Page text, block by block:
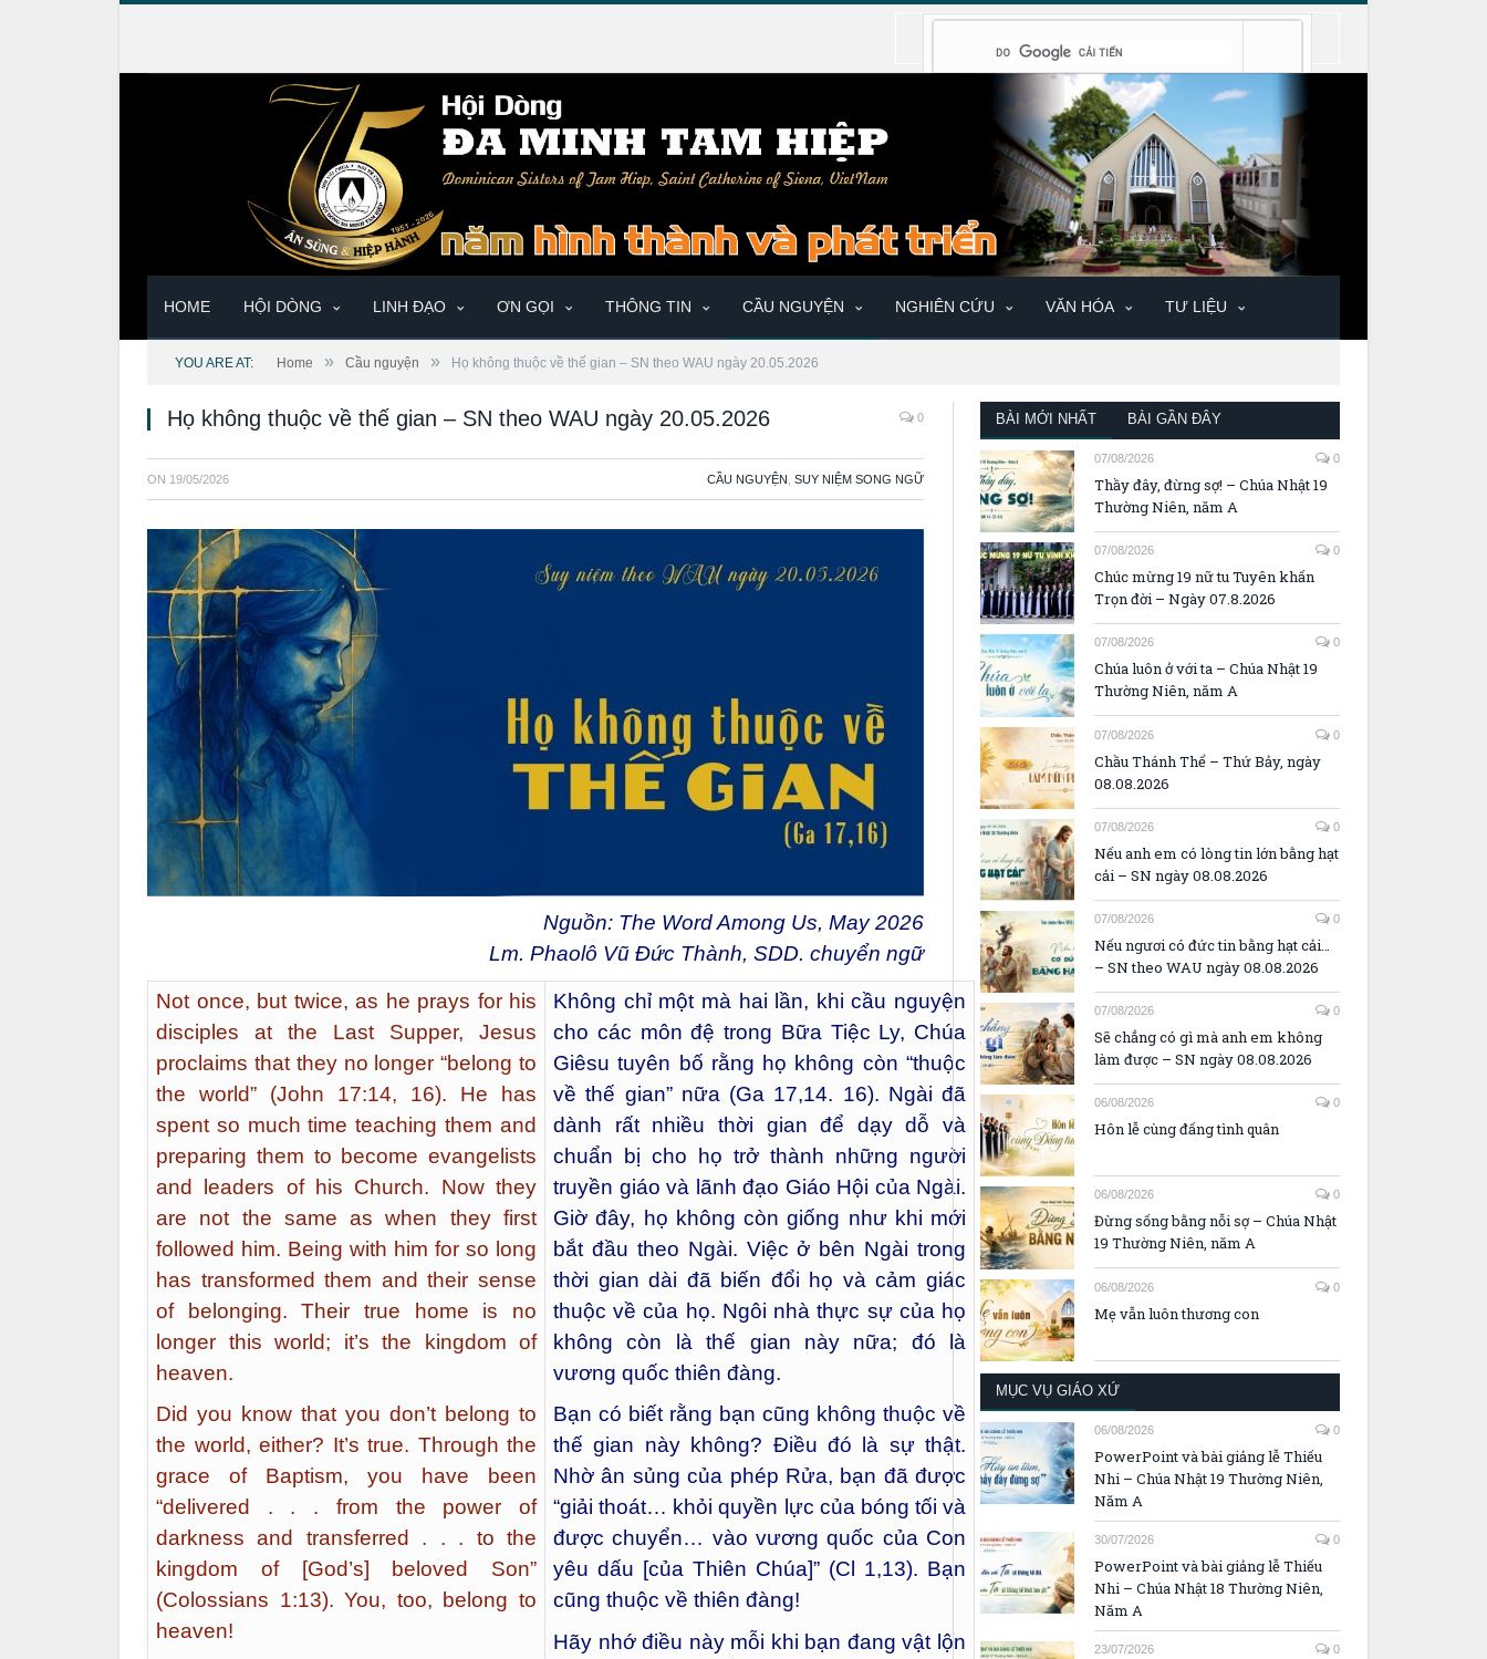
HOME HỘI DÒNG LINH ĐẠO ƠN GỌI THÔNG TIN CẦU NGUYỆN NGHIÊN CỨU VĂN HÓA TƯ LIỆU
YOU ARE AT: Home » Cầu nguyện » Họ không thuộc về thế gian – SN theo WAU ngày 20.05.2026
Họ không thuộc về thế gian – SN theo WAU ngày 20.05.2026 0
ON 19/05/2026 CẦU NGUYỆN SUY NIỆM SONG NGỮ
Nguồn: The Word Among Us, May 2026
Lm. Phaolô Vũ Đức Thành, SDD. chuyển ngữ
Not once, but twice, as he prays for his
disciples at the Last Supper, Jesus
proclaims that they no longer “belong to
the world” (John 17:14, 16). He has
spent so much time teaching them and
preparing them to become evangelists
and leaders of his Church. Now they
are not the same as when they first
followed him. Being with him for so long
has transformed them and their sense
of belonging. Their true home is no
longer this world; it’s the kingdom of
heaven.
Did you know that you don’t belong to
the world, either? It’s true. Through the
grace of Baptism, you have been
“delivered . . . from the power of
darkness and transferred . . . to the
kingdom of [God’s] beloved Son”
(Colossians 1:13). You, too, belong to
heaven!
Không chỉ một mà hai lần, khi cầu nguyện
cho các môn đệ trong Bữa Tiệc Ly, Chúa
Giêsu tuyên bố rằng họ không còn “thuộc
về thế gian” nữa (Ga 17,14. 16). Ngài đã
dành rất nhiều thời gian để dạy dỗ và
chuẩn bị cho họ trở thành những người
truyền giáo và lãnh đạo Giáo Hội của Ngài.
Giờ đây, họ không còn giống như khi mới
bắt đầu theo Ngài. Việc ở bên Ngài trong
thời gian dài đã biến đổi họ và cảm giác
thuộc về của họ. Ngôi nhà thực sự của họ
không còn là thế gian này nữa; đó là
vương quốc thiên đàng.
Bạn có biết rằng bạn cũng không thuộc về
thế gian này không? Điều đó là sự thật.
Nhờ ân sủng của phép Rửa, bạn đã được
“giải thoát… khỏi quyền lực của bóng tối và
được chuyển… vào vương quốc của Con
yêu dấu [của Thiên Chúa]” (Cl 1,13). Bạn
cũng thuộc về thiên đàng!
Hãy nhớ điều này mỗi khi bạn đang vật lộn
BÀI MỚI NHẤT BÀI GẦN ĐÂY
07/08/2026 0
Thầy đây, đừng sợ! – Chúa Nhật 19
Thường Niên, năm A
07/08/2026 0
Chúc mừng 19 nữ tu Tuyên khấn
Trọn đời – Ngày 07.8.2026
07/08/2026 0
Chúa luôn ở với ta – Chúa Nhật 19
Thường Niên, năm A
07/08/2026 0
Chầu Thánh Thể – Thứ Bảy, ngày
08.08.2026
07/08/2026 0
Nếu anh em có lòng tin lớn bằng hạt
cải – SN ngày 08.08.2026
07/08/2026 0
Nếu ngươi có đức tin bằng hạt cải…
– SN theo WAU ngày 08.08.2026
07/08/2026 0
Sẽ chẳng có gì mà anh em không
làm được – SN ngày 08.08.2026
06/08/2026 0
Hôn lễ cùng đấng tình quân
06/08/2026 0
Đừng sống bằng nỗi sợ – Chúa Nhật
19 Thường Niên, năm A
06/08/2026 0
Mẹ vẫn luôn thương con
MỤC VỤ GIÁO XỨ
06/08/2026 0
PowerPoint và bài giảng lễ Thiếu
Nhi – Chúa Nhật 19 Thường Niên,
Năm A
30/07/2026 0
PowerPoint và bài giảng lễ Thiếu
Nhi – Chúa Nhật 18 Thường Niên,
Năm A
23/07/2026 0